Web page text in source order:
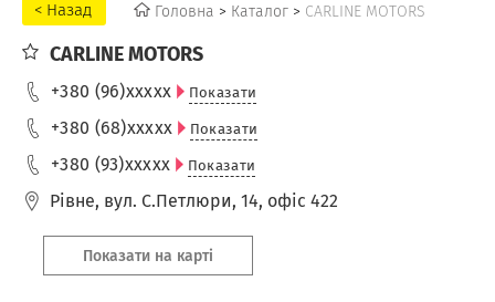
Головна > Каталог > CARLINE MOTORS
CARLINE MOTORS
+380 (96)xxxxx Показати
+380 (68)xxxxx Показати
+380 (93)xxxxx Показати
Рівне, вул. С.Петлюри, 14, офіс 422
Показати на карті